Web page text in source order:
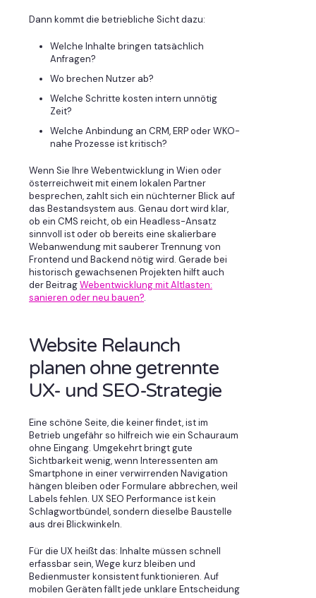
Dann kommt die betriebliche Sicht dazu:
Welche Inhalte bringen tatsächlich
Anfragen?
Wo brechen Nutzer ab?
Welche Schritte kosten intern unnötig
Zeit?
Welche Anbindung an CRM, ERP oder WKO-
nahe Prozesse ist kritisch?
Wenn Sie Ihre Webentwicklung in Wien oder
österreichweit mit einem lokalen Partner
besprechen, zahlt sich ein nüchterner Blick auf
das Bestandsystem aus. Genau dort wird klar,
ob ein CMS reicht, ob ein Headless-Ansatz
sinnvoll ist oder ob bereits eine skalierbare
Webanwendung mit sauberer Trennung von
Frontend und Backend nötig wird. Gerade bei
historisch gewachsenen Projekten hilft auch
der BeitragWebentwicklung mit Altlasten:
sanieren oder neu bauen?.
Website Relaunch
planen ohne getrennte
UX- und SEO-Strategie
Eine schöne Seite, die keiner findet, ist im
Betrieb ungefähr so hilfreich wie ein Schauraum
ohne Eingang. Umgekehrt bringt gute
Sichtbarkeit wenig, wenn Interessenten am
Smartphone in einer verwirrenden Navigation
hängen bleiben oder Formulare abbrechen, weil
Labels fehlen. UX SEO Performance ist kein
Schlagwortbündel, sondern dieselbe Baustelle
aus drei Blickwinkeln.
Für die UX heißt das: Inhalte müssen schnell
erfassbar sein, Wege kurz bleiben und
Bedienmuster konsistent funktionieren. Auf
mobilen Geräten fällt jede unklare Entscheidung